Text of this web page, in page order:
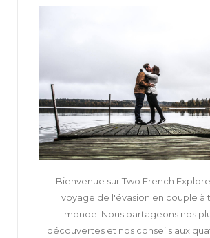
Bienvenue sur Two French
voyage de l'évasion en couple à
monde. Nous partageons nos
découvertes et nos conseils aux